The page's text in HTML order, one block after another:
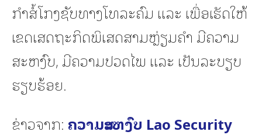
ກຳສໍ້ໂກງຊັບທາງໂທລະຄົມ ແລະ ເພື່ອເຮັດໃຫ້
ເຂດເສດຖະກິດພິເສດສາມຫຼ່ຽມຄຳ ມີຄວາມ
ສະຫງົບ, ມີຄວາມປວດໄພ ແລະ ເປັນລະບຽບ
ຮຽບຮ້ອຍ.
ຂ່າວຈາກ: ຄວາມສະຫງົບ Lao Security